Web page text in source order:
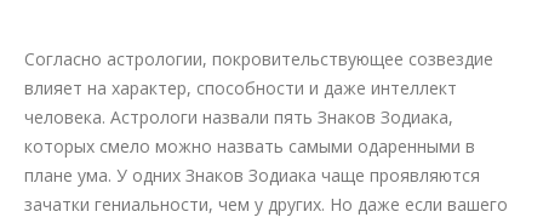
Согласно астрологии, покровительствующее созвездие
влияет на характер, способности и даже интеллект
человека. Астрологи назвали пять Знаков Зодиака,
которых смело можно назвать самыми одаренными в
плане ума. У одних Знаков Зодиака чаще проявляются
зачатки гениальности, чем у других. Но даже если вашего